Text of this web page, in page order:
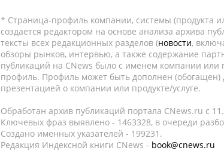
* Страница-профиль компании, системы (продукта
создается редактором на основе анализа архива
тексты всех редакционных разделов (новости,
обзоры рынков, интервью, а также содержание
публикаций на CNews было с именем компании или
профиль. Профиль может быть дополнен
презентацией о компании или продукте/услуге.
Обработан архив публикаций портала CNews.ru c
Ключевых фраз выявлено - 1463328, в очереди
Создано именных указателей - 199231.
Редакция Индексной книги CNews - book@cnews.ru